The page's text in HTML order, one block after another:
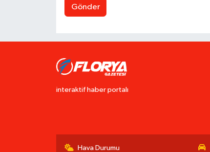
Gönder
interaktif haber portalı
Hava Durumu